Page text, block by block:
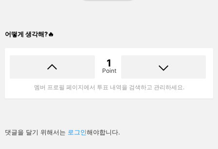
어떻게 생각해?🔥
1
Point
멤버 프로필 페이지에서 투표 내역을 검색하고 관리하세요.
답
글
댓글을 달기 위해서는 로그인해야합니다.